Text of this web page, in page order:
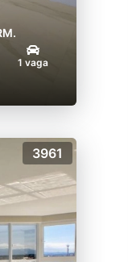
1 vaga
3961